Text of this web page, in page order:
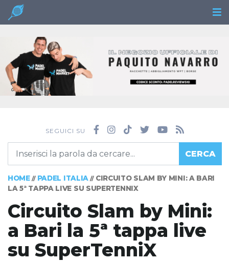
SEGUICI SU
CERCA
HOME// PADEL ITALIA // CIRCUITO SLAM BY MINI: A BARI
LA 5ª TAPPA LIVE SU SUPERTENNIX
Circuito Slam by Mini:
a Bari la 5ª tappa live
su SuperTenniX